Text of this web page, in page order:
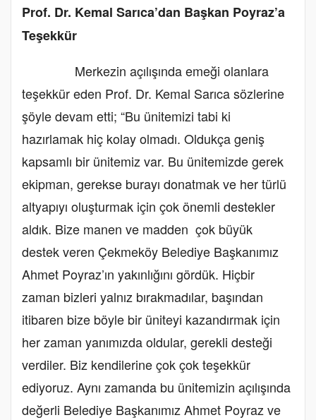
Prof. Dr. Kemal Sarıca’dan Başkan Poyraz’a
Teşekkür
Merkezin açılışında emeği olanlara
teşekkür eden Prof. Dr. Kemal Sarıca sözlerine
şöyle devam etti; “Bu ünitemizi tabi ki
hazırlamak hiç kolay olmadı. Oldukça geniş
kapsamlı bir ünitemiz var. Bu ünitemizde gerek
ekipman, gerekse burayı donatmak ve her türlü
altyapıyı oluşturmak için çok önemli destekler
aldık. Bize manen ve madden çok büyük
destek veren Çekmeköy Belediye Başkanımız
Ahmet Poyraz’ın yakınlığını gördük. Hiçbir
zaman bizleri yalnız bırakmadılar, başından
itibaren bize böyle bir üniteyi kazandırmak için
her zaman yanımızda oldular, gerekli desteği
verdiler. Biz kendilerine çok çok teşekkür
ediyoruz. Aynı zamanda bu ünitemizin açılışında
değerli Belediye Başkanımız Ahmet Poyraz ve